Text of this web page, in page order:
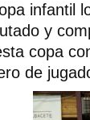
infantil
y
copa
de